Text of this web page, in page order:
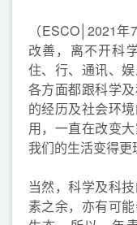
（ESCO│2021
改善，离不开科
住、行、通讯、
各方面都跟科学
的经历及社会环
用，一直在改变
我们的生活变得更
当然，科学及科
素之余，亦有可